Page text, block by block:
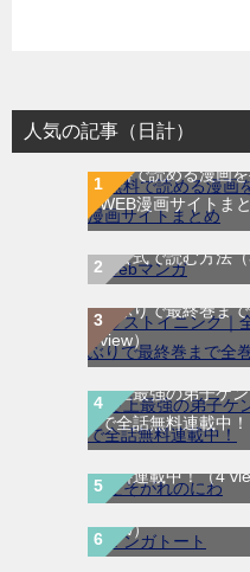
人気の記事（日計）
無料で読める漫画
WEB漫画サイトま
WEB漫画サイト一
を公式で読む方法
ラストイニング｜
ぇぶりで最終巻ま
view）
史上最強の弟子ケ
で全話無料連載中！
たそがれのにわ｜
無料連載中！（4
マンガトート｜リ
性向けの漫画が読
view）